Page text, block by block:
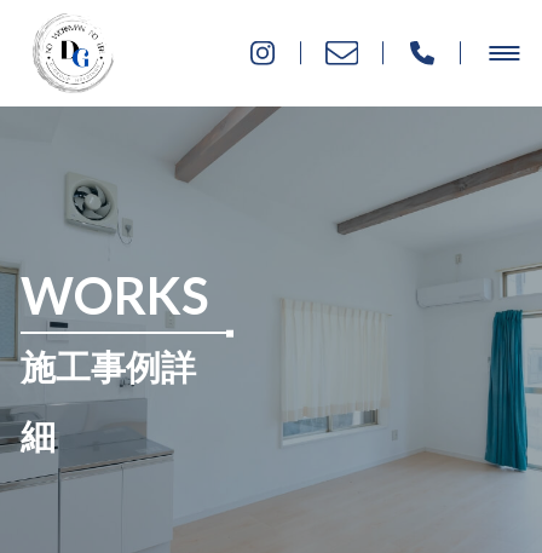
WORKS
施工事例詳
細